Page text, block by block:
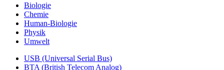
Biologie
Chemie
Human-Biologie
Physik
Umwelt
USB (Universal Serial Bus)
BTA (British Telecom Analog)